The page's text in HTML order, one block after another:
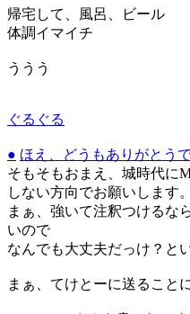
帰宅して、風呂、ビール
体調イマイチ
ううう
ぐるぐる
● ほえ、どうもありがとう
そもそもおまえ、城時代に
しない方向でお願いします。
まぁ、強いて注釈つけるな
いので
なんでも大丈夫だっけ？
まぁ、てけとーに送ること